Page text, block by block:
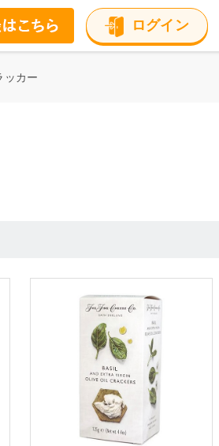
ログイン
ッカー